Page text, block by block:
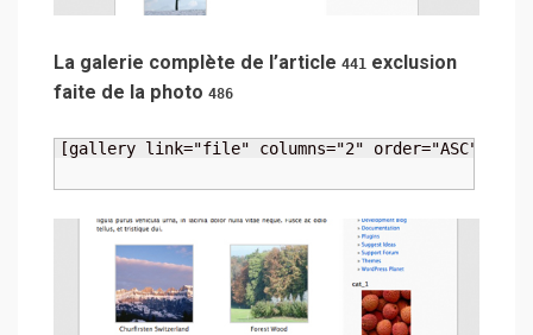
La galerie complète de l’article 441 exclusion
faite de la photo 486
[gallery link="file" columns="2" order="ASC"